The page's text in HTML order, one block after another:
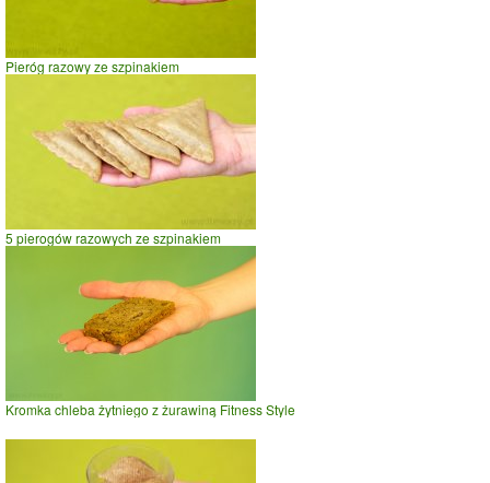
Pieróg razowy ze szpinakiem
5 pierogów razowych ze szpinakiem
Kromka chleba żytniego z żurawiną Fitness Style